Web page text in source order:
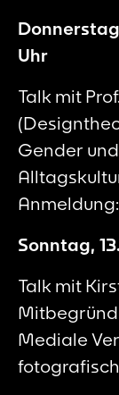
Uhr
Talk mit
Gender
Anmeldung:
Sonntag,
Talk mit
Mediale